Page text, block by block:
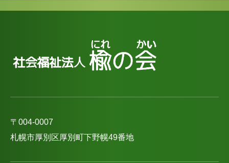
〒004-0007
札幌市厚別区厚別町下野幌49番地